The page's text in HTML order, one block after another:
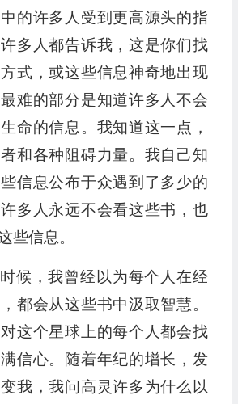
的许多人受到更高源头的指
多人都告诉我，这是你们找
式，或这些信息神奇地出现
难的部分是知道许多人不会
命的信息。我知道这一点，
和各种阻碍力量。我自己知
信息公布于众遇到了多少的
多人永远不会看这些书，也
些信息。
候，我曾经以为每个人在经
都会从这些书中汲取智慧。
这个星球上的每个人都会找
信心。随着年纪的增长，发
我，我问高灵许多为什么以